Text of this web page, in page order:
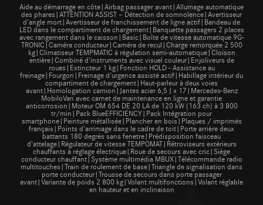
Aide au démarrage en côte|Airbag passager avant|Allumage automatique
des phares|ATTENTION ASSIST – Détection de somnolence|Avertisseur
d'angle mort|Avertisseur de franchissement de ligne actif|Bandeau de
LED dans le compartiment de chargement|Banquette passagers 2 places
avec rangement dans le caisson|Basic|Boîte de vitesse automatique 9G-
TRONIC|Caméra conducteur|Caméra de recul|Charge remorquée 2 500
kg|Climatiseur TEMPMATIC à régulation semi-automatique|Cloison
entière|Combiné d'instruments avec visuel couleur|Enjoliveurs de
roues|Extincteur 1 kg|Fonction HOLD - Assistance au
freinage|Fourgon|Freinage d'urgence assisté actif|Habillage intérieur du
compartiment de chargement|Haut-parleur à deux voies
avant|Homologation camion|Jantes acier 6,5 J x 17|Mercedes-Benz
MobiloVan avec carnet de maintenance en ligne et garantie
anticorrosion|Moteur OM 654 DE 20 LA de 120 kW (163 ch) à 3 800
tr/min|Pack BlueEFFICIENCY|Pack Intégration pour
smartphone|Peinture métallisée|Plancher en bois|Plaques / imprimés
français|Points d'arrimage dans le cadre de toit|Porte arrière deux
battants 180 degrés sans fenetre|Prédisposition faisceau
d’attelage|Régulateur de vitesse TEMPOMAT|Rétroviseurs extérieurs
chauffants à réglage électrique|Roue de secours avec cric|Siège
conducteur chauffant|Système multimédia MBUX|Télécommande radio
multitouches|Train de roulement de base|Triangle de signalisation dans
porte conducteur|Trousse de secours dans porte passager
avant|Variante de poids 2 800 kg|Volant multifonctions|Volant réglable
en hauteur et en inclinaison